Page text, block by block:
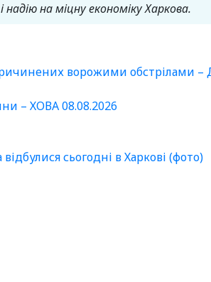
на міцну економіку Харкова.
ворожими обстрілами
– ХОВА 08.08.2026
сьогодні в Харкові (фото)